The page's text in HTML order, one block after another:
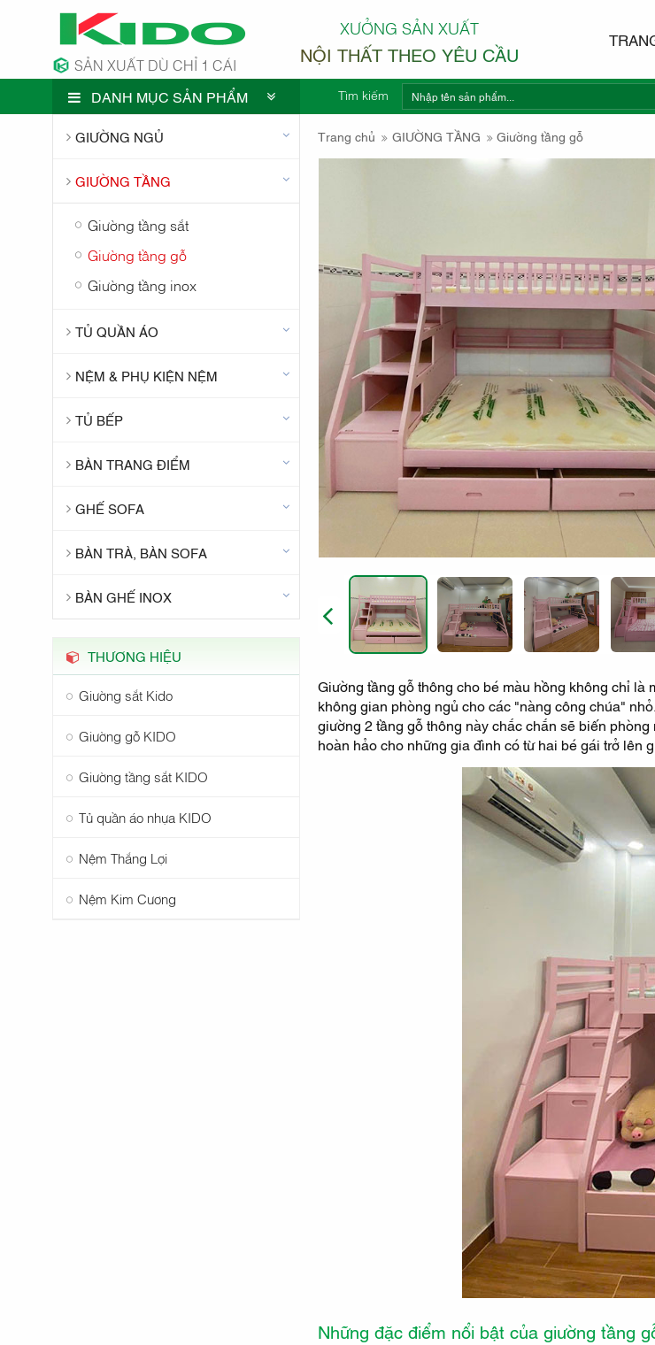
SẢN XUẤT DÙ CHỈ 1 CÁI
XƯỞNG SẢN XUẤT
NỘI THẤT THEO YÊU CẦU
DANH MỤC SẢN PHẨM Tìm kiếm
CÔNG TY NỘI
GIƯỜNG NGỦ
GIƯỜNG TẦNG
Giường tầng sắt
Giường tầng gỗ
Giường tầng inox
TỦ QUẦN ÁO
NỆM & PHỤ KIỆN NỆM
TỦ BẾP
BÀN TRANG ĐIỂM
GHẾ SOFA
BÀN TRÀ, BÀN SOFA
BÀN GHẾ INOX
THƯƠNG HIỆU
Giường sắt Kido
Giường gỗ KIDO
Giường tầng sắt KIDO
Tủ quần áo nhựa KIDO
Nệm Thắng Lợi
Nệm Kim Cương
Trang chủ GIƯỜNG TẦNG Giường tầng gỗ
PREVIOUS
Giường tầng gỗ thông cho bé màu hồng không chỉ
không gian phòng ngủ cho các "nàng công chúa"
giường 2 tầng gỗ thông này chắc chắn sẽ biến
hoàn hảo cho những gia đình có từ hai bé gái trở lên
Những đặc điểm nổi bật của giường tầng